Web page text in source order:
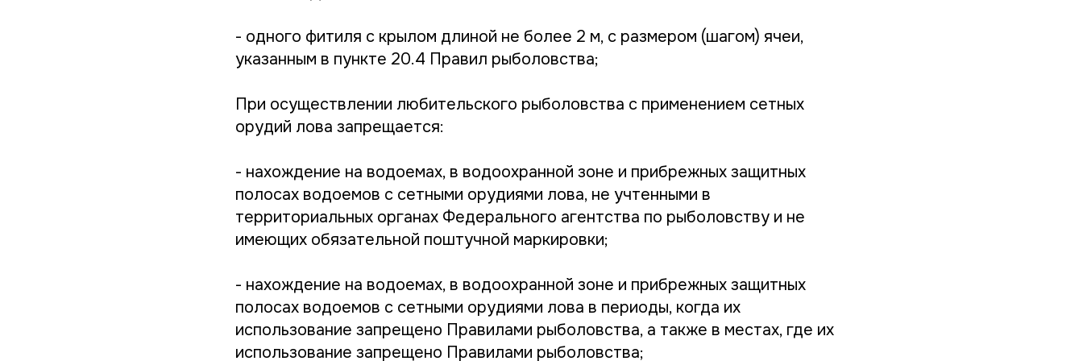
- одного фитиля с крылом длиной не более 2 м, с размером (шагом) ячеи,
указанным в пункте 20.4 Правил рыболовства;
При осуществлении любительского рыболовства с применением сетных
орудий лова запрещается:
- нахождение на водоемах, в водоохранной зоне и прибрежных защитных
полосах водоемов с сетными орудиями лова, не учтенными в
территориальных органах Федерального агентства по рыболовству и не
имеющих обязательной поштучной маркировки;
- нахождение на водоемах, в водоохранной зоне и прибрежных защитных
полосах водоемов с сетными орудиями лова в периоды, когда их
использование запрещено Правилами рыболовства, а также в местах, где их
использование запрещено Правилами рыболовства;